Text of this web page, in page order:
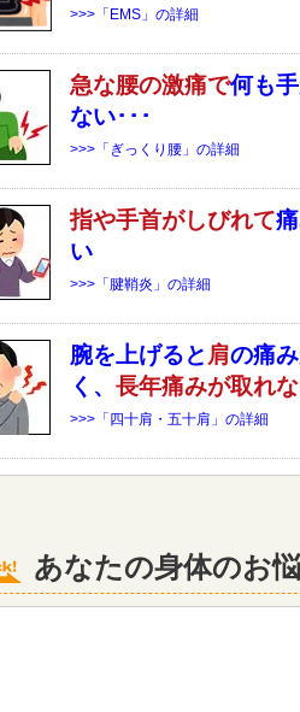
>>>「EMS」の詳細
急な腰の激痛で何も
ない･･･
>>>「ぎっくり腰」の詳細
指や手首がしびれて
い
>>>「腱鞘炎」の詳細
腕を上げると肩の痛
く、 長年痛みが取れ
>>>「四十肩・五十肩」の詳細
あなたの身体のお